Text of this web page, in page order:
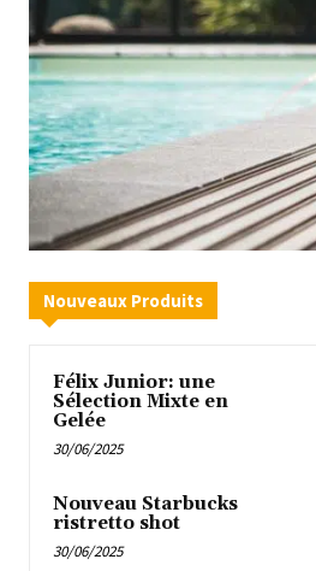
Nouveaux Produits
Félix Junior: une
Sélection Mixte en
Gelée
30/06/2025
Nouveau Starbucks
ristretto shot
30/06/2025